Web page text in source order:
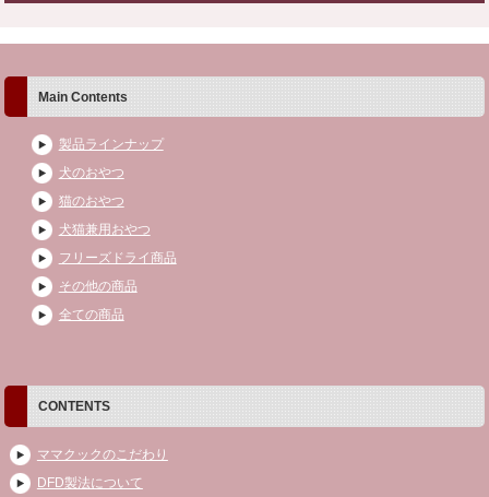
Main Contents
製品ラインナップ
犬のおやつ
猫のおやつ
犬猫兼用おやつ
フリーズドライ商品
その他の商品
全ての商品
CONTENTS
ママクックのこだわり
DFD製法について